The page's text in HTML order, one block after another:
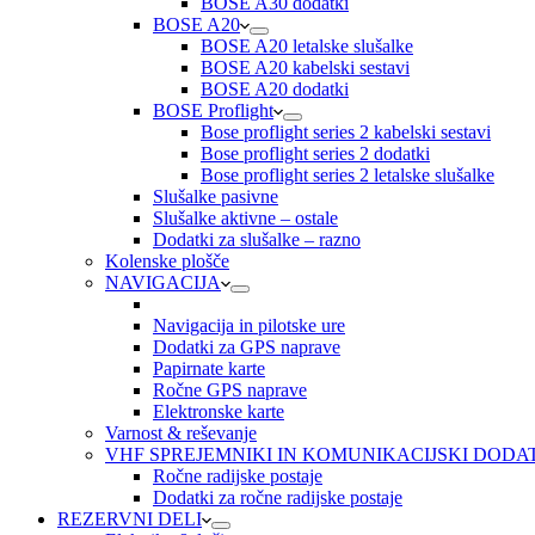
BOSE A20
BOSE A20 letalske slušalke
BOSE A20 kabelski sestavi
BOSE A20 dodatki
BOSE Proflight
Bose proflight series 2 kabelski sestavi
Bose proflight series 2 dodatki
Bose proflight series 2 letalske slušalke
Slušalke pasivne
Slušalke aktivne – ostale
Dodatki za slušalke – razno
Kolenske plošče
NAVIGACIJA
Navigacija in pilotske ure
Dodatki za GPS naprave
Papirnate karte
Ročne GPS naprave
Elektronske karte
Varnost & reševanje
VHF SPREJEMNIKI IN KOMUNIKACIJSKI
Ročne radijske postaje
Dodatki za ročne radijske postaje
REZERVNI DELI